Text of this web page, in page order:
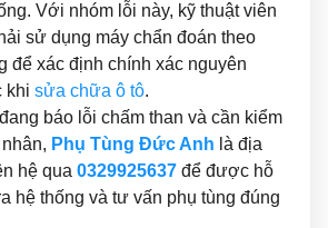
Với nhóm lỗi này, kỹ thuật viên
sử dụng máy chẩn đoán theo
để xác định chính xác nguyên
khi sửa chữa ô tô.
báo lỗi chấm than và cần kiểm
Phụ Tùng Đức Anh là địa
hệ qua 0329925637 để được hỗ
hệ thống và tư vấn phụ tùng đúng